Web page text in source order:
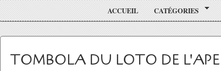
ACCUEIL CATÉGORIES
TOMBOLA DU LOTO DE